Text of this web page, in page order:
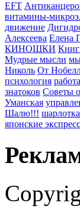
EFT
витамины-
движение
Алексеева Елена
КИНОШКИ
Мудрые мысли
Николь От
психология
знатоков Советы
Уманская
Шалю!!! шарлотка
японские